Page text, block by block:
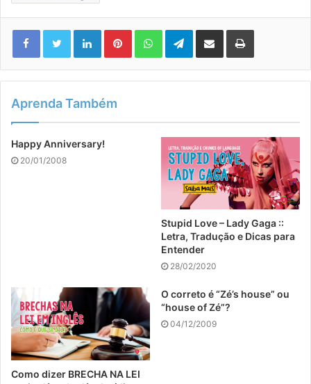
LinkedinPinterestWhatsAppTelegram
Compartilhar via e-mail Imprimir
Aprenda Também
Happy Anniversary!
20/01/2008
Stupid Love – Lady Gaga ::
Letra, Tradução e Dicas para
Entender
28/02/2020
Como dizer BRECHA NA LEI
O correto é “Zé’s house” ou
“house of Zé”?
04/12/2009